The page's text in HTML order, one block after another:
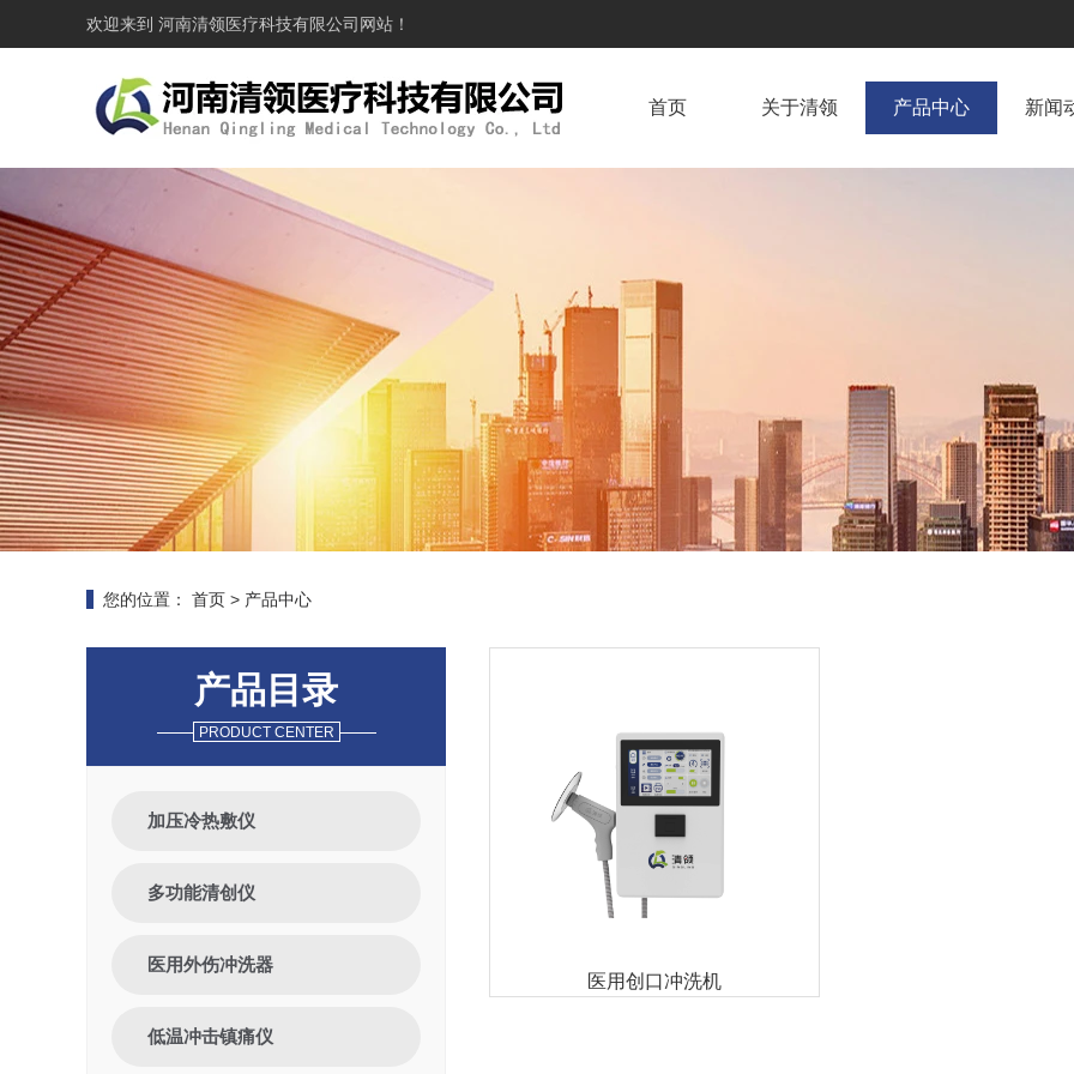
欢迎来到 河南清领医疗科技有限公司 网站！
首页 关于清领 产品中心 新闻
您的位置： 首页 > 产品中心
产品目录
PRODUCT CENTER
加压冷热敷仪
多功能清创仪
医用外伤冲洗器
低温冲击镇痛仪
医用创口冲洗机